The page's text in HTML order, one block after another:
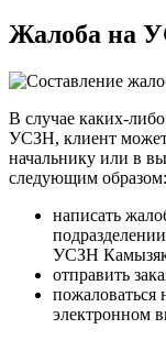
Жалоба на
В случае каких-
УСЗН, клиент
начальнику или в
следующим образом:
написать
УСЗН
отправить
пожаловаться
электронном